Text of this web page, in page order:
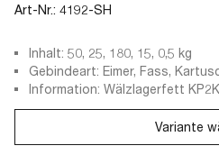
Art-Nr.: 4192-SH
Inhalt: 50, 25, 180, 15, 0,5 kg
Gebindeart: Eimer, Fass,
Information: Wälzlagerfett
-30
Variante